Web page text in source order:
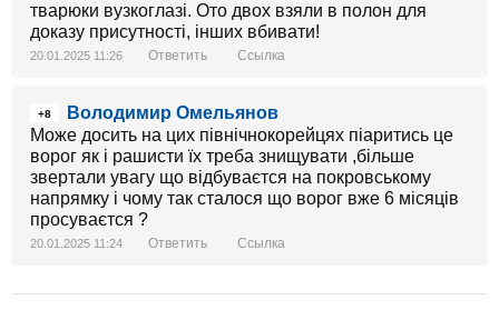
тварюки вузкоглазі. Ото двох взяли в полон для
доказу присутності, інших вбивати!
20.01.2025 11:26 Ответить Ссылка
+8
Володимир Омельянов
Може досить на цих північнокорейцях піаритись це
ворог як і рашисти їх треба знищувати ,більше
звертали увагу що відбуваєтся на покровському
напрямку і чому так сталося що ворог вже 6 місяців
просуваєтся ?
20.01.2025 11:24 Ответить Ссылка